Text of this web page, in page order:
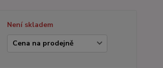
Není skladem